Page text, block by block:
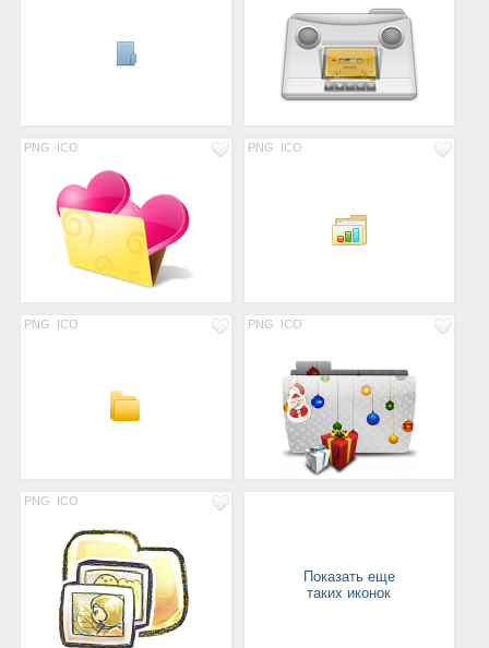
PNG ICO PNG ICO
PNG ICO PNG ICO
PNG ICO
Показать еще
таких иконок